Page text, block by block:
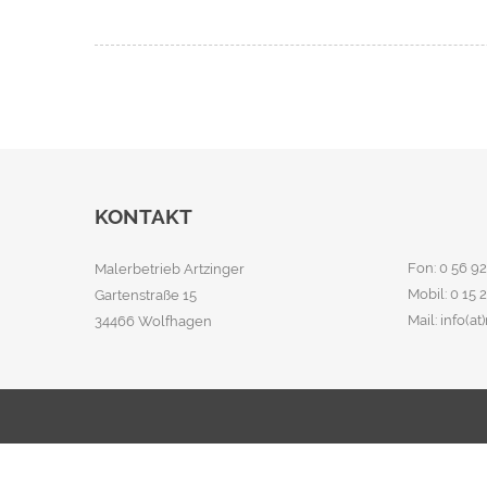
KONTAKT
Malerbetrieb Artzinger
Gartenstraße 15
34466 Wolfhagen
Fon: 0 56
Mobil: 0 15
Mail: